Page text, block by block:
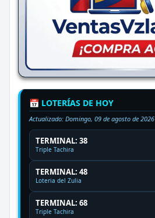
📅 LOTERÍAS DE HOY
Actualizado: Domingo, 09 de agosto de 2026
TERMINAL: 38
Triple Tachira
TERMINAL: 48
Loteria del Zulia
TERMINAL: 68
Triple Tachira